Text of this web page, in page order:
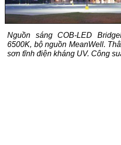
Nguồn sáng COB-LED
6500K, bộ nguồn MeanWell.
sơn tĩnh điện kháng UV. Công